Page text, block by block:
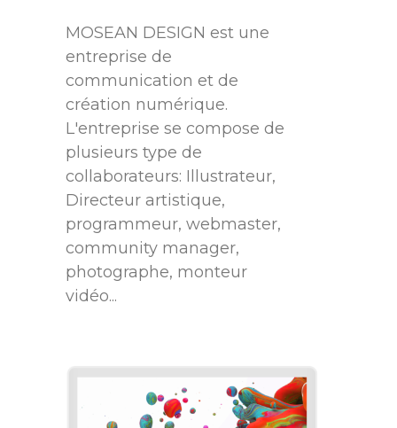
MOSEAN DESIGN est une
entreprise de
communication et de
création numérique.
L'entreprise se compose de
plusieurs type de
collaborateurs: Illustrateur,
Directeur artistique,
programmeur, webmaster,
community manager,
photographe, monteur
vidéo...